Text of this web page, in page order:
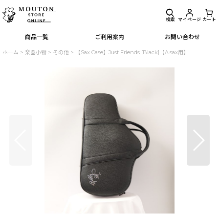
商品一覧 ご利用案内 お問い合わせ
検索 マイページ カート
ホーム > 楽器小物 > その他 > 【Sax Case】Just Friends [Black]【A.sax用】